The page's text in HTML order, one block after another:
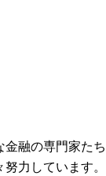
融の専門家たち
力しています。